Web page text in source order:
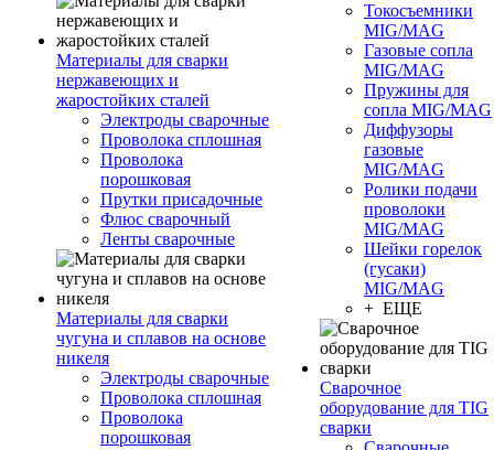
Материалы для сварки
нержавеющих и
жаростойких сталей
Электроды сварочные
Проволока сплошная
Проволока
порошковая
Прутки присадочные
Флюс сварочный
Ленты сварочные
Материалы для сварки
чугуна и сплавов на основе
никеля
Электроды сварочные
Проволока сплошная
Проволока
порошковая
Токосъемники
MIG/MAG
Газовые сопла
MIG/MAG
Пружины для
сопла MIG/MAG
Диффузоры
газовые
MIG/MAG
Ролики подачи
проволоки
MIG/MAG
Шейки горелок
(гусаки)
MIG/MAG
+ ЕЩЕ
Сварочное
оборудование для TIG
сварки